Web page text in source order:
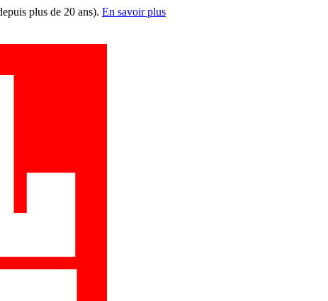
plus de 20 ans). En savoir plus